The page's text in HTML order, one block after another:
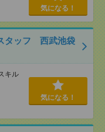
気になる！
タッフ 西武池袋
キル
気になる！